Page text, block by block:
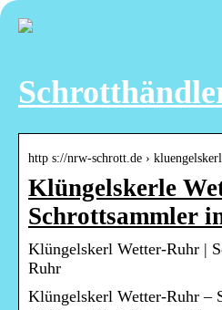
http s://nrw-schrott.de ›
Klüngelskerle
Schrottsammler
Klüngelskerl Wetter-Ruhr |
Ruhr
Klüngelskerl Wetter-Ruhr –